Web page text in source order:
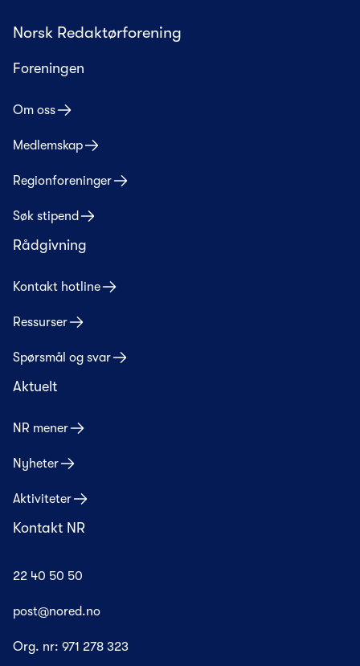
Norsk Redaktørforening
Foreningen
Om oss
Medlemskap
Regionforeninger
Søk stipend
Rådgivning
Kontakt hotline
Ressurser
Spørsmål og svar
Aktuelt
NR mener
Nyheter
Aktiviteter
Kontakt NR
22 40 50 50
post@nored.no
Org. nr: 971 278 323